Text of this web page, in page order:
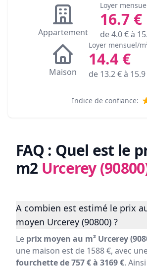
Appartement
Loyer
16.7€
de4.0€ à
Maison
Loyer mensuel/
14.4 €
de 13.2€ à 15.9
Indice de confiance:
FAQ : Quel est le
m2 Urcerey
A combien est estimé le prix
moyen Urcerey (90800) ?
Le prix moyen au m² Urcerey
une maison est de 1588 €, avec
fourchette de 757 € à 3169 €.